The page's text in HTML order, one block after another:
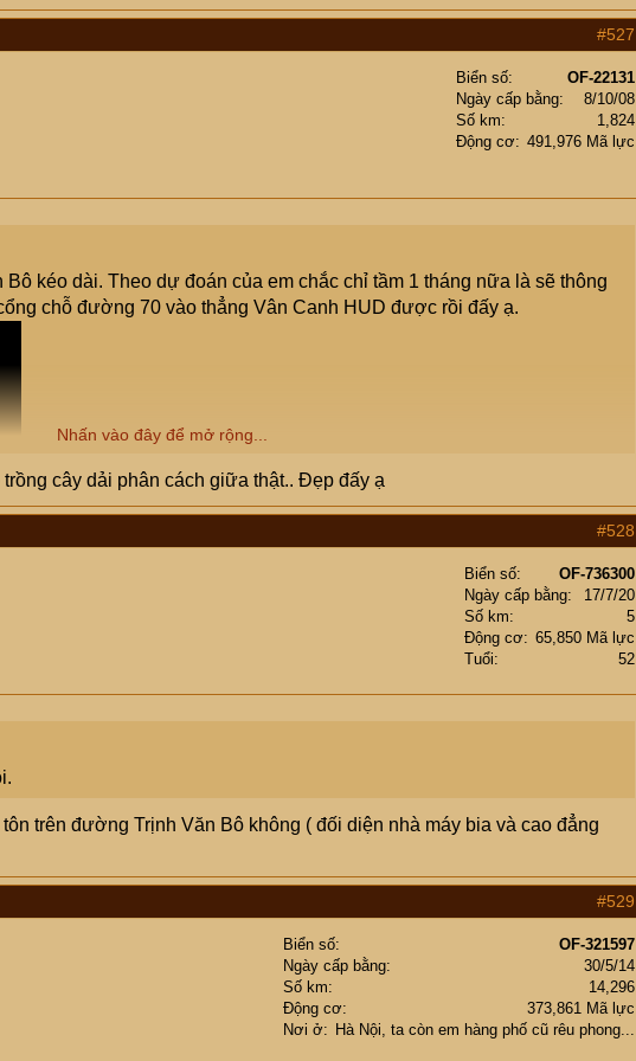
#527
Biển số
OF-22131
Ngày cấp bằng
8/10/08
Số km
1,824
Động cơ
491,976 Mã lực
kéo dài. Theo dự đoán của em chắc chỉ tầm 1 tháng nữa là sẽ thông
chỗ đường 70 vào thẳng Vân Canh HUD được rồi đấy ạ.
Nhấn vào đây để mở rộng...
cây dải phân cách giữa thật.. Đẹp đấy ạ
#528
Biển số
OF-736300
Ngày cấp bằng
17/7/20
Số km
5
Động cơ
65,850 Mã lực
Tuổi
52
trên đường Trịnh Văn Bô không ( đối diện nhà máy bia và cao đẳng
#529
Biển số
OF-321597
Ngày cấp bằng
30/5/14
Số km
14,296
Động cơ
373,861 Mã lực
Nơi ở
Hà Nội, ta còn em hàng phố cũ rêu phong...